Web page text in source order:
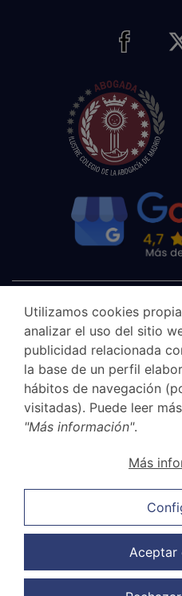
Política de privacidad
Política de protección de datos
Utilizamos cookies
analizar el uso del sitio
publicidad relacionada
la base de un perfil
hábitos de navegación
visitadas). Puede leer
"Más información".
Más
Aceptar